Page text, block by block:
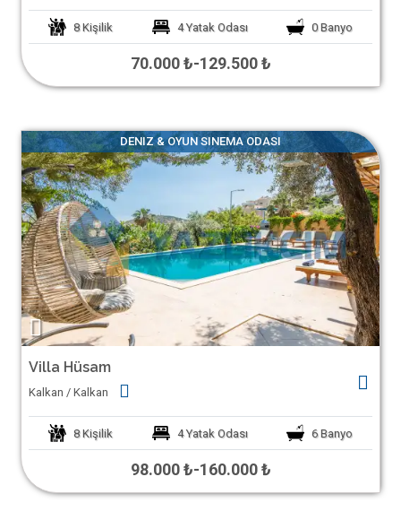
8 Kişilik 4 Yatak Odası 0 Banyo
70.000 ₺-129.500 ₺
DENIZ & OYUN SINEMA ODASI
Villa Hüsam
Kalkan / Kalkan
8 Kişilik 4 Yatak Odası 6 Banyo
98.000 ₺-160.000 ₺